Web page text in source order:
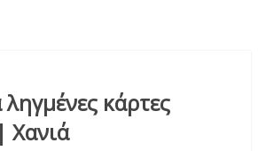
κάρτες
Χανιά